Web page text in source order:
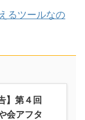
るツールなの
】第４回
会アフタ